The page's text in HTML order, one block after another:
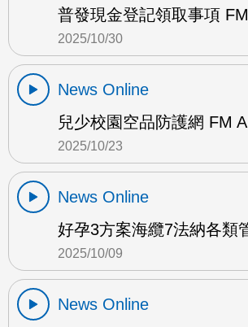
普發現金登記領取事項
2025/10/30
News Online
兒少校園空品防護網 FM
2025/10/23
News Online
好孕3方案海纜7法納各類
2025/10/09
News Online